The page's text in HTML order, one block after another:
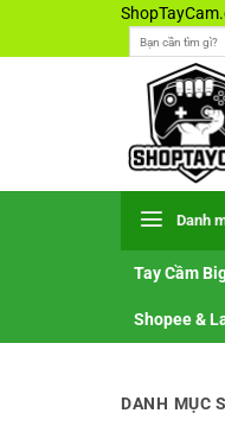
kiếm:
Danh
Tay Cầm
Shopee &
DANH MỤC